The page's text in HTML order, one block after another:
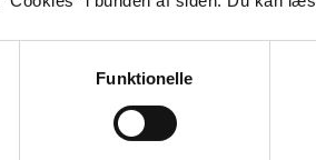
Funktionelle